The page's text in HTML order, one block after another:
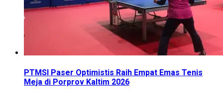
PTMSI Paser Optimistis Raih Empat Emas Tenis
Meja di Porprov Kaltim 2026